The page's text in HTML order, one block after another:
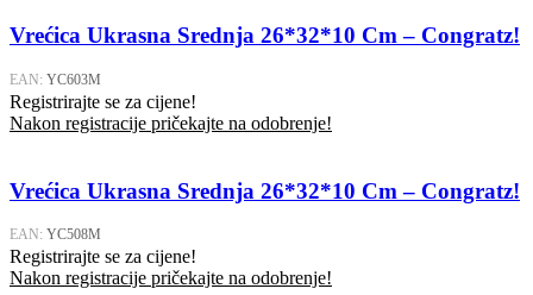
Vrećica Ukrasna Srednja 26*32*10 Cm – Congratz!
EAN: YC603M
Registrirajte se za cijene!
Nakon registracije pričekajte na odobrenje!
Vrećica Ukrasna Srednja 26*32*10 Cm – Congratz!
EAN: YC508M
Registrirajte se za cijene!
Nakon registracije pričekajte na odobrenje!